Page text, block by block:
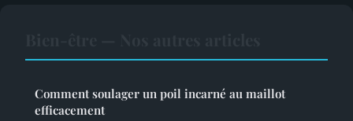
Comment soulager un poil incarné au maillot
efficacement